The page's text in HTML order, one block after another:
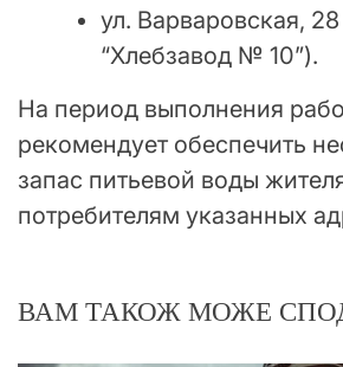
ул. Варваровская,
“Хлебзавод № 10”).
На период выполнения
рекомендует обеспечить
запас питьевой воды
потребителям указанных
ВАМ ТАКОЖ МОЖЕ